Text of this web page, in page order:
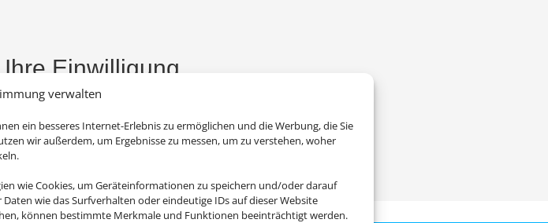
verwalten
ein besseres Internet-Erlebnis zu ermöglichen und die Werbung, die Sie
wir außerdem, um Ergebnisse zu messen, um zu verstehen, woher
wie Cookies, um Geräteinformationen zu speichern und/oder darauf
wie das Surfverhalten oder eindeutige IDs auf dieser Website
können bestimmte Merkmale und Funktionen beeinträchtigt werden.
Einwilligung
Es werden ggf. personenbezogene Daten verarbeitet.
akzeptieren
GmbH & Co.KG im Auftrag des Webseiteninhabers.